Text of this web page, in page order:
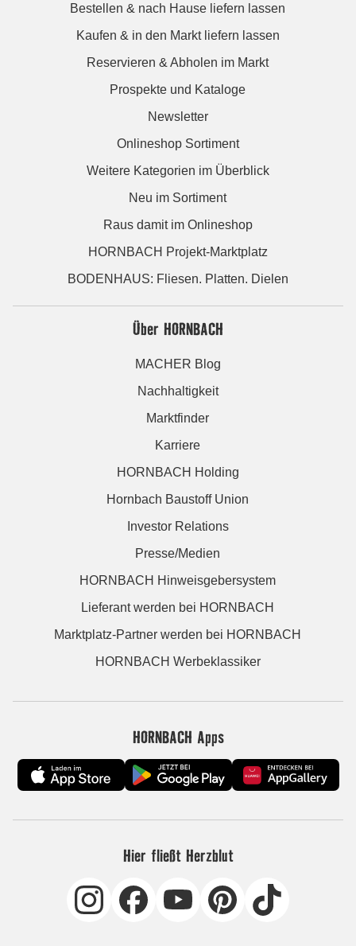
Bestellen & nach Hause liefern lassen
Kaufen & in den Markt liefern lassen
Reservieren & Abholen im Markt
Prospekte und Kataloge
Newsletter
Onlineshop Sortiment
Weitere Kategorien im Überblick
Neu im Sortiment
Raus damit im Onlineshop
HORNBACH Projekt-Marktplatz
BODENHAUS: Fliesen. Platten. Dielen
Über HORNBACH
MACHER Blog
Nachhaltigkeit
Marktfinder
Karriere
HORNBACH Holding
Hornbach Baustoff Union
Investor Relations
Presse/Medien
HORNBACH Hinweisgebersystem
Lieferant werden bei HORNBACH
Marktplatz-Partner werden bei HORNBACH
HORNBACH Werbeklassiker
HORNBACH Apps
Hier fließt Herzblut